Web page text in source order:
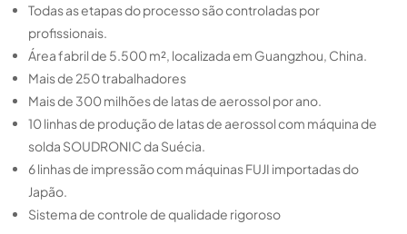
Todas as etapas do processo são controladas por
profissionais.
Área fabril de 5.500 m², localizada em Guangzhou, China.
Mais de 250 trabalhadores
Mais de 300 milhões de latas de aerossol por ano.
10 linhas de produção de latas de aerossol com máquina de
solda SOUDRONIC da Suécia.
6 linhas de impressão com máquinas FUJI importadas do
Japão.
Sistema de controle de qualidade rigoroso